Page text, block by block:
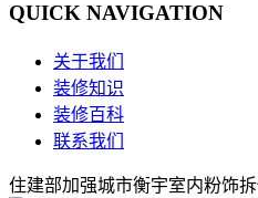
QUICK NAVIGATION
关于我们
装修知识
装修百科
联系我们
住建部加强城市衡宇室内粉饰